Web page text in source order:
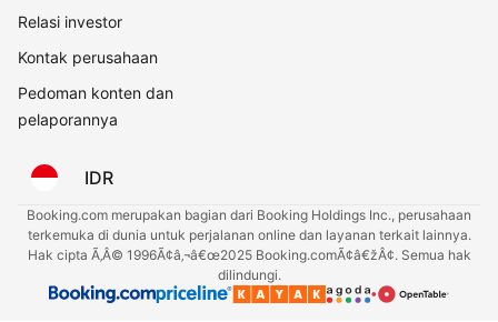
Relasi investor
Kontak perusahaan
Pedoman konten dan
pelaporannya
IDR
Booking.com merupakan bagian dari Booking Holdings Inc., perusahaan
terkemuka di dunia untuk perjalanan online dan layanan terkait lainnya.
Hak cipta Ã‚Â© 1996Ã¢â‚¬â€œ2025 Booking.comÃ¢â€žÂ¢. Semua hak
dilindungi.